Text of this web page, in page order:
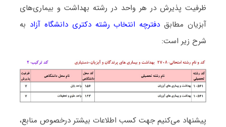
ظرفیت پذیرش در هر واحد در رشته ﺑﻬﺪاﺷﺖ و ﺑﻴﻤﺎریﻫﺎی
آﺑﺰﻳﺎن مطابق دفترچه انتخاب رشته دکتری دانشگاه آزاد به
شرح زیر است:
پیشنهاد می‌کنیم جهت کسب اطلاعات بیشتر درخصوص منابع،